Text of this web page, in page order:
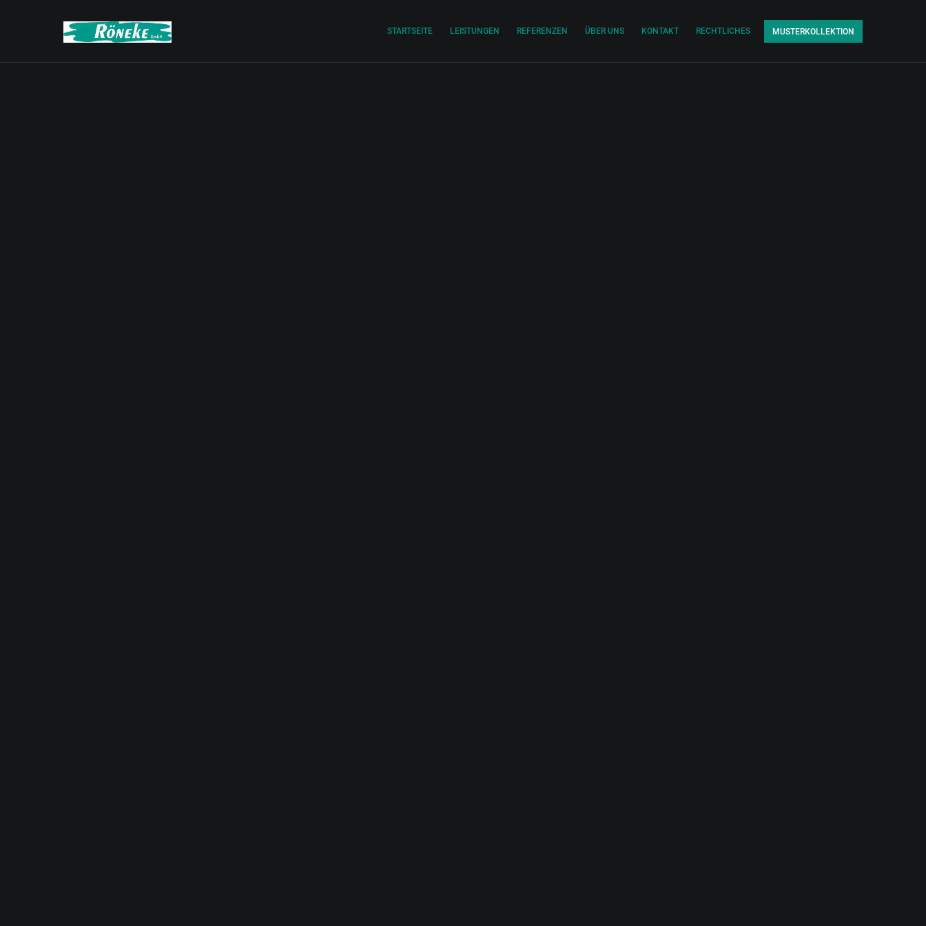
STARTSEITE LEISTUNGEN REFERENZEN ÜBER UNS KONTAKT RECHTLICHES MUSTERKOLLEKTION